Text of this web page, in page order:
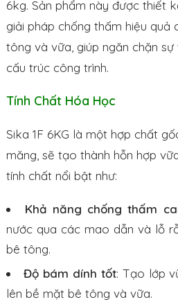
6kg. Sản phẩm này được thiết
giải pháp chống thấm hiệu quả
tông và vữa, giúp ngăn chặn
cấu trúc công trình.
Tính Chất Hóa Học
Sika 1F 6KG là một hợp chất
măng, sẽ tạo thành hỗn hợp
tính chất nổi bật như:
Khả năng chống thấm
nước qua các mao dẫn và lỗ
bê tông.
Độ bám dính tốt: Tạo lớp
lên bề mặt bê tông và vữa.